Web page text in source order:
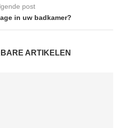
post
in uw badkamer?
ARTIKELEN